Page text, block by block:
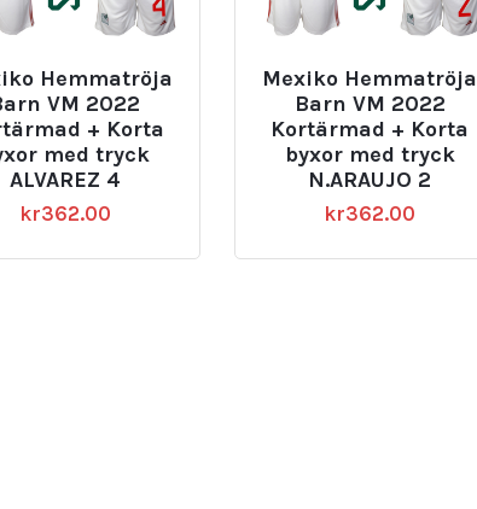
Hemmatröja
VM 2022
+ Korta
med tryck
ALVAREZ 4
kr362.00
Mexiko Hemmatröja
Barn VM 2022
Kortärmad + Korta
byxor med tryck
N.ARAUJO 2
kr362.00